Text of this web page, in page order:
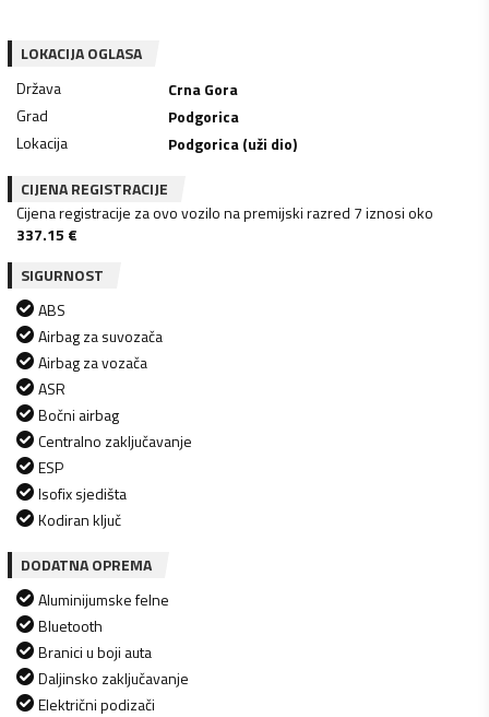
LOKACIJA OGLASA
Država
Crna Gora
Grad
Podgorica
Lokacija
Podgorica (uži dio)
CIJENA REGISTRACIJE
Cijena registracije za ovo vozilo na premijski razred 7 iznosi oko
337.15 €
SIGURNOST
ABS
Airbag za suvozača
Airbag za vozača
ASR
Bočni airbag
Centralno zaključavanje
ESP
Isofix sjedišta
Kodiran ključ
DODATNA OPREMA
Aluminijumske felne
Bluetooth
Branici u boji auta
Daljinsko zaključavanje
Električni podizači